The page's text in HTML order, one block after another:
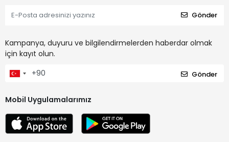
Gönder
Kampanya, duyuru ve bilgilendirmelerden haberdar olmak
için kayıt olun.
Gönder
Mobil Uygulamalarımız